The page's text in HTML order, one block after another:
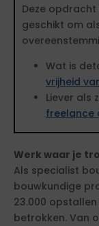
Deze
geschikt om
Wat is
vrijheid
Liever als
freelance
Werk waar je
Als specialist
bouwkundige
23.000
betrokken. Van